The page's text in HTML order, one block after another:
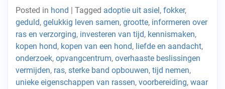
Posted in hond | Tagged adoptie uit asiel, fokker,
geduld, gelukkig leven samen, grootte, informeren over
ras en verzorging, investeren van tijd, kennismaken,
kopen hond, kopen van een hond, liefde en aandacht,
onderzoek, opvangcentrum, overhaaste beslissingen
vermijden, ras, sterke band opbouwen, tijd nemen,
unieke eigenschappen van rassen, voorbereiding, waar